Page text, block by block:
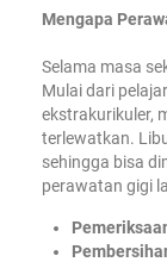
Mengapa
Selama masa
Mulai dari
ekstrakurikuler,
terlewatkan.
sehingga bisa
perawatan gigi